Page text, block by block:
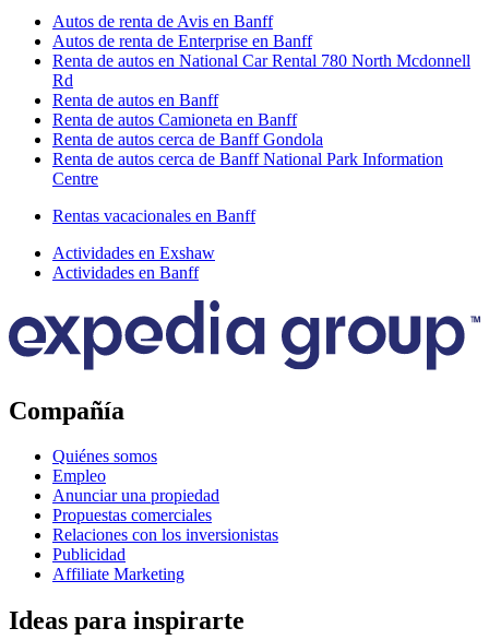
Autos de renta de Avis en Banff
Autos de renta de Enterprise en Banff
Renta de autos en National Car Rental 780 North Mcdonnell
Rd
Renta de autos en Banff
Renta de autos Camioneta en Banff
Renta de autos cerca de Banff Gondola
Renta de autos cerca de Banff National Park Information
Centre
Rentas vacacionales en Banff
Actividades en Exshaw
Actividades en Banff
Compañía
Quiénes somos
Empleo
Anunciar una propiedad
Propuestas comerciales
Relaciones con los inversionistas
Publicidad
Affiliate Marketing
Ideas para inspirarte